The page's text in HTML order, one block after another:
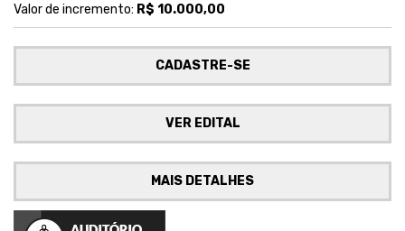
Valor de incremento: R$ 10.000,00
CADASTRE-SE
VER EDITAL
MAIS DETALHES